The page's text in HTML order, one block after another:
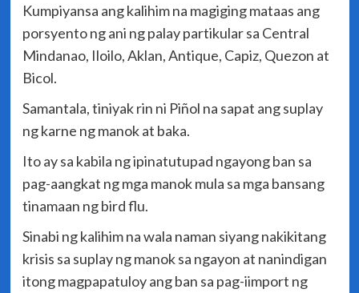
Kumpiyansa ang kalihim na magiging mataas ang
porsyento ng ani ng palay partikular sa Central
Mindanao, Iloilo, Aklan, Antique, Capiz, Quezon at
Bicol.
Samantala, tiniyak rin ni Piñol na sapat ang suplay
ng karne ng manok at baka.
Ito ay sa kabila ng ipinatutupad ngayong ban sa
pag-aangkat ng mga manok mula sa mga bansang
tinamaan ng bird flu.
Sinabi ng kalihim na wala naman siyang nakikitang
krisis sa suplay ng manok sa ngayon at nanindigan
itong magpapatuloy ang ban sa pag-iimport ng